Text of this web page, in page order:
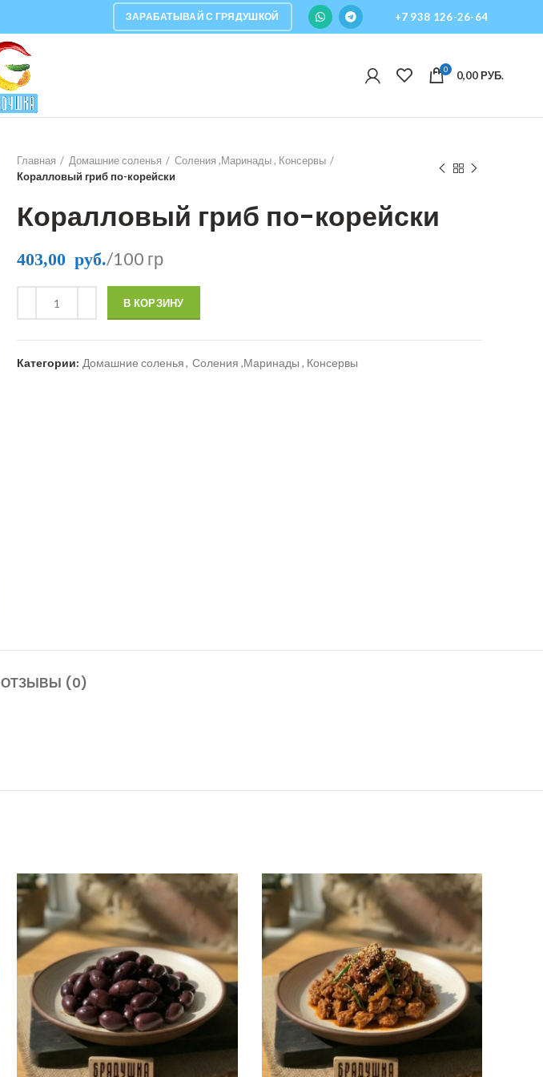
ЗАРАБАТЫВАЙ С ГРЯДУШКОЙ +7 938 126-26-64
0 0,00РУБ.
Главная Домашние соленья
Соления ,Маринады , Консервы
Коралловый гриб по-корейски
Коралловый гриб по-корейски
403,00 руб./100 гр
В КОРЗИНУ
Категории: Домашние соленья, Соления ,Маринады , Консервы
ОТЗЫВЫ (0)